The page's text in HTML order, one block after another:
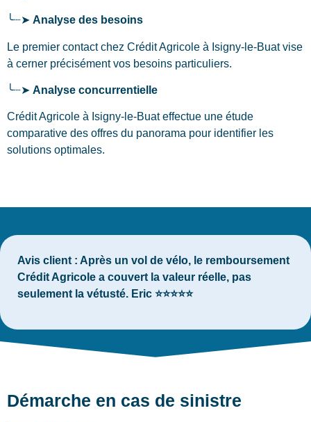
╰┈➤ Analyse des besoins
Le premier contact chez Crédit Agricole à Isigny-le-Buatvise
à cerner précisément vos besoins particuliers.
╰┈➤ Analyse concurrentielle
Crédit Agricole à Isigny-le-Buat effectue une étude
comparative des offres du panorama pour identifier les
solutions optimales.
Avis client : Après un vol de vélo, le remboursement
Crédit Agricole a couvert la valeur réelle, pas
seulement la vétusté. Eric ⭐⭐⭐⭐⭐
Démarche en cas de sinistre